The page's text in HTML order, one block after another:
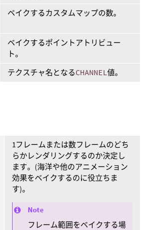
ベイクするカスタムマップの数。
ベイクするポイントアトリビュー
ト。
テクスチャ名となるCHANNEL値。
1フレームまたは数フレームのどち
らかレンダリングするのか決定し
ます。(海洋や他のアニメーション
効果をベイクするのに役立ちま
す)。
Note
フレーム範囲をベイクする場